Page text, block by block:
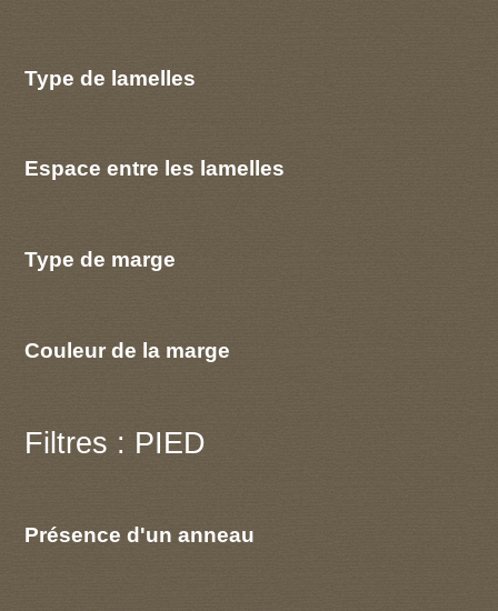
Type de lamelles
Espace entre les lamelles
Type de marge
Couleur de la marge
Filtres : PIED
Présence d'un anneau